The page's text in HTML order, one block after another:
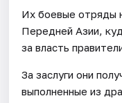
Их боевые отряды
Передней Азии,
за власть
За заслуги они
выполненные из